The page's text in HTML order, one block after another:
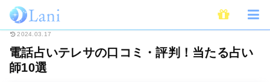
ホーム 電話占い 電話占いテレサの口コミ・評判！当たる占い師10選
2024.03.17
電話占いテレサの口コミ・評判！当たる占い
師10選